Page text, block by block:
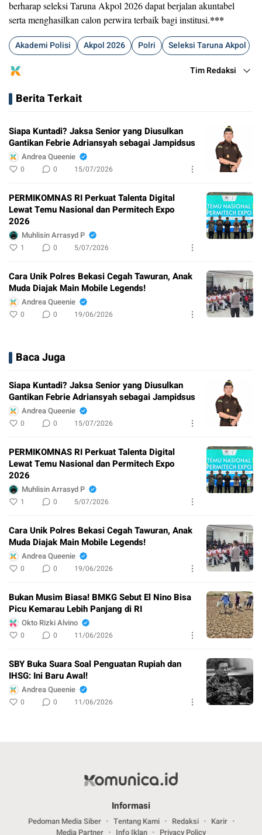
berharap seleksi Taruna Akpol 2026 dapat berjalan akuntabel
serta menghasilkan calon perwira terbaik bagi institusi.***
Akademi Polisi Akpol 2026 Polri Seleksi Taruna Akpol
Tim Redaksi
Berita Terkait
Siapa Kuntadi? Jaksa Senior yang Diusulkan
Gantikan Febrie Adriansyah sebagai Jampidsus
Andrea Queenie
0 0 15/07/2026
PERMIKOMNAS RI Perkuat Talenta Digital
Lewat Temu Nasional dan Permitech Expo
2026
Muhlisin Arrasyd P
1 0 5/07/2026
Cara Unik Polres Bekasi Cegah Tawuran, Anak
Muda Diajak Main Mobile Legends!
Andrea Queenie
0 0 19/06/2026
Baca Juga
Siapa Kuntadi? Jaksa Senior yang Diusulkan
Gantikan Febrie Adriansyah sebagai Jampidsus
Andrea Queenie
0 0 15/07/2026
PERMIKOMNAS RI Perkuat Talenta Digital
Lewat Temu Nasional dan Permitech Expo
2026
Muhlisin Arrasyd P
1 0 5/07/2026
Cara Unik Polres Bekasi Cegah Tawuran, Anak
Muda Diajak Main Mobile Legends!
Andrea Queenie
0 0 19/06/2026
Bukan Musim Biasa! BMKG Sebut El Nino Bisa
Picu Kemarau Lebih Panjang di RI
Okto Rizki Alvino
0 0 11/06/2026
SBY Buka Suara Soal Penguatan Rupiah dan
IHSG: Ini Baru Awal!
Andrea Queenie
0 0 11/06/2026
Informasi
Pedoman Media Siber Tentang Kami Redaksi
Karir
Media Partner
Info Iklan Privacy Policy